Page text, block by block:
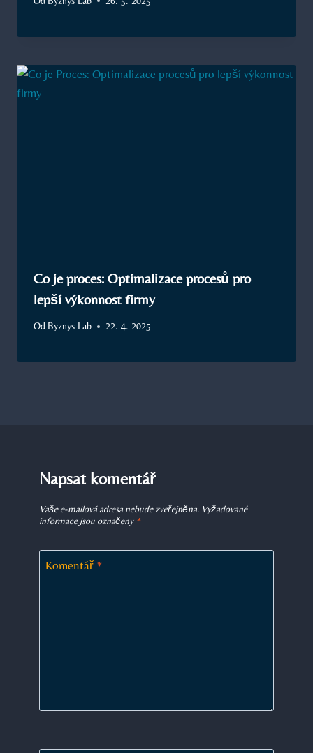
Co je proces: Optimalizace procesů pro
lepší výkonnost firmy
Od Byznys Lab 22. 4. 2025
Napsat komentář
Vaše e-mailová adresa nebude zveřejněna. Vyžadované
informace jsou označeny *
Komentář *